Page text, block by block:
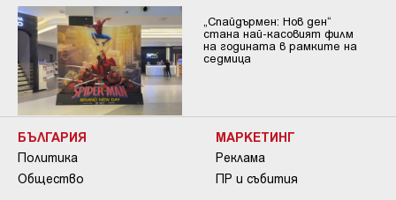
„Спайдърмен: Нов ден“
стана най-касовият филм
на годината в рамките на
седмица
БЪЛГАРИЯ
Политика
Общество
МАРКЕТИНГ
Реклама
ПР и събития